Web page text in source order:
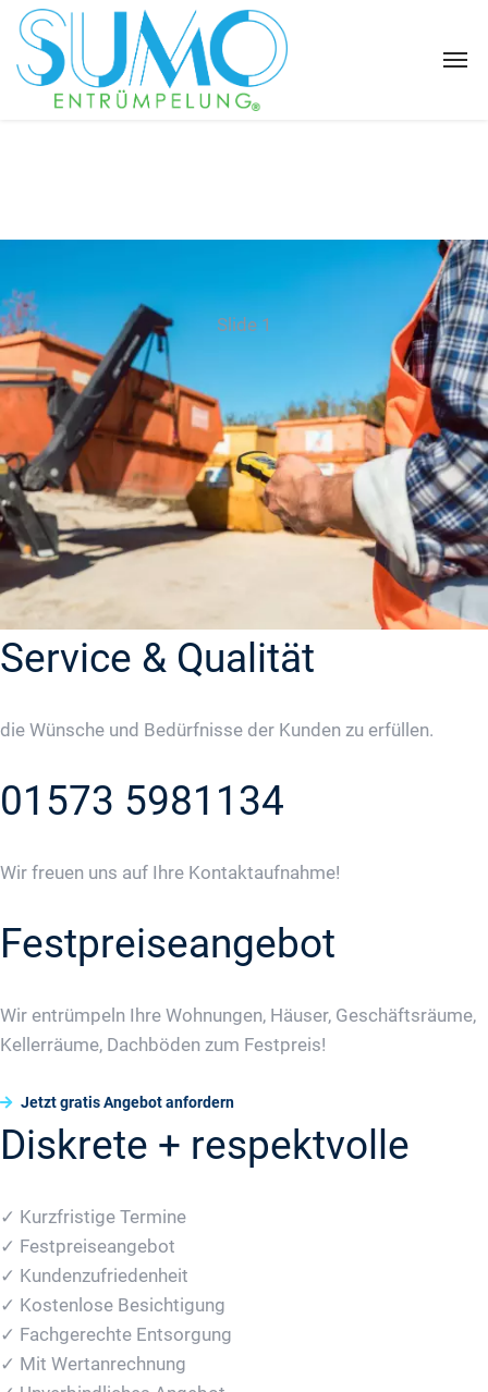
Slide 1
Service & Qualität
die Wünsche und Bedürfnisse der Kunden zu erfüllen.
01573 5981134
Wir freuen uns auf Ihre Kontaktaufnahme!
Festpreiseangebot
Wir entrümpeln Ihre Wohnungen, Häuser, Geschäftsräume,
Kellerräume, Dachböden zum Festpreis!
Jetzt gratis Angebot anfordern
Diskrete + respektvolle
✓ Kurzfristige Termine
✓ Festpreiseangebot
✓ Kundenzufriedenheit
✓ Kostenlose Besichtigung
✓ Fachgerechte Entsorgung
✓ Mit Wertanrechnung